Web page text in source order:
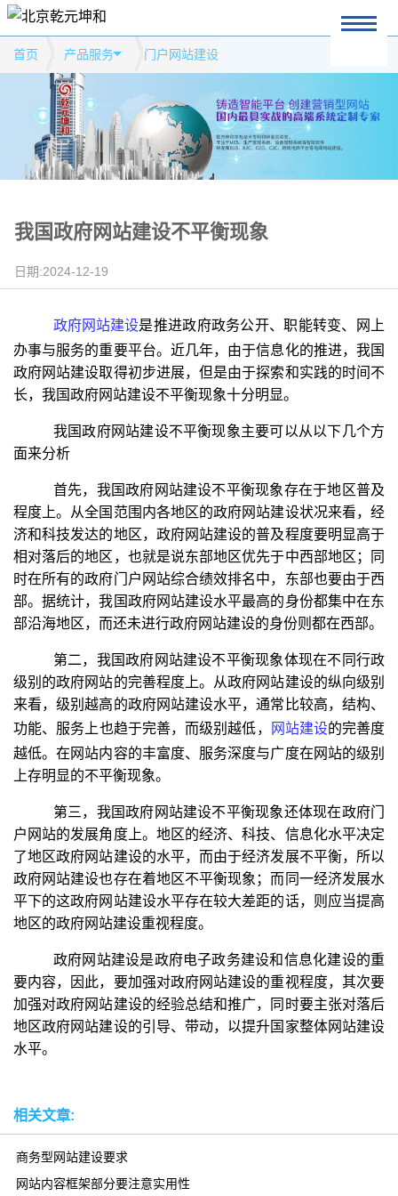
首页 产品服务 门户网站建设
我国政府网站建设不平衡现象
日期:2024-12-19
政府网站建设是推进政府政务公开、职能转变、网上
办事与服务的重要平台。近几年，由于信息化的推进，我国
政府网站建设取得初步进展，但是由于探索和实践的时间不
长，我国政府网站建设不平衡现象十分明显。
我国政府网站建设不平衡现象主要可以从以下几个方
面来分析
首先，我国政府网站建设不平衡现象存在于地区普及
程度上。从全国范围内各地区的政府网站建设状况来看，经
济和科技发达的地区，政府网站建设的普及程度要明显高于
相对落后的地区，也就是说东部地区优先于中西部地区；同
时在所有的政府门户网站综合绩效排名中，东部也要由于西
部。据统计，我国政府网站建设水平最高的身份都集中在东
部沿海地区，而还未进行政府网站建设的身份则都在西部。
第二，我国政府网站建设不平衡现象体现在不同行政
级别的政府网站的完善程度上。从政府网站建设的纵向级别
来看，级别越高的政府网站建设水平，通常比较高，结构、
功能、服务上也趋于完善，而级别越低，
网站建设的完善度
越低。在网站内容的丰富度、服务深度与广度在网站的级别
上存明显的不平衡现象。
第三，我国政府网站建设不平衡现象还体现在政府门
户网站的发展角度上。地区的经济、科技、信息化水平决定
了地区政府网站建设的水平，而由于经济发展不平衡，所以
政府网站建设也存在着地区不平衡现象；而同一经济发展水
平下的这政府网站建设水平存在较大差距的话，则应当提高
地区的政府网站建设重视程度。
政府网站建设是政府电子政务建设和信息化建设的重
要内容，因此，要加强对政府网站建设的重视程度，其次要
加强对政府网站建设的经验总结和推广，同时要主张对落后
地区政府网站建设的引导、带动，以提升国家整体网站建设
水平。
相关文章:
商务型网站建设要求
网站内容框架部分要注意实用性